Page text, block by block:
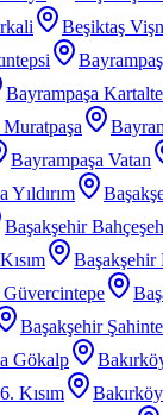
Beşiktaş
Bayrampaşa
Bayrampaşa Vatan
Yıldırım
Başakşehir
Başakşehir
Başakşehir
Gökalp
Kısım